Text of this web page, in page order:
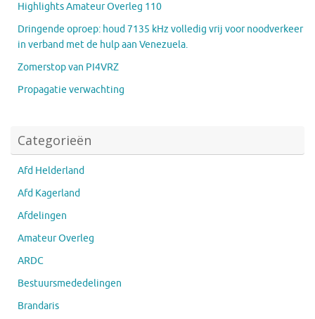
Highlights Amateur Overleg 110
Dringende oproep: houd 7135 kHz volledig vrij voor noodverkeer
in verband met de hulp aan Venezuela.
Zomerstop van PI4VRZ
Propagatie verwachting
Categorieën
Afd Helderland
Afd Kagerland
Afdelingen
Amateur Overleg
ARDC
Bestuursmededelingen
Brandaris